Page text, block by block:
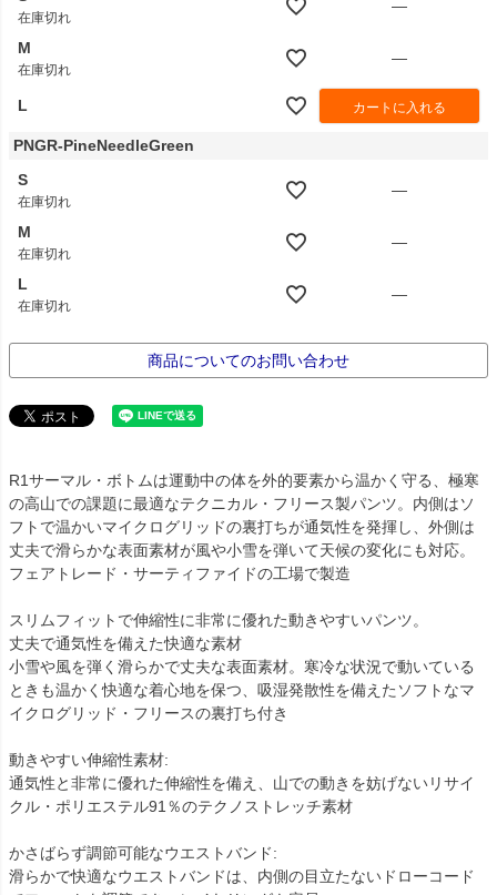
在庫切れ
—
M
在庫切れ
—
L カートに入れる
PNGR-PineNeedleGreen
S
在庫切れ
—
M
在庫切れ
—
L
在庫切れ
—
商品についてのお問い合わせ
R1サーマル・ボトムは運動中の体を外的要素から温かく守る、極寒
の高山での課題に最適なテクニカル・フリース製パンツ。内側はソ
フトで温かいマイクログリッドの裏打ちが通気性を発揮し、外側は
丈夫で滑らかな表面素材が風や小雪を弾いて天候の変化にも対応。
フェアトレード・サーティファイドの工場で製造
スリムフィットで伸縮性に非常に優れた動きやすいパンツ。
丈夫で通気性を備えた快適な素材
小雪や風を弾く滑らかで丈夫な表面素材。寒冷な状況で動いている
ときも温かく快適な着心地を保つ、吸湿発散性を備えたソフトなマ
イクログリッド・フリースの裏打ち付き
動きやすい伸縮性素材:
通気性と非常に優れた伸縮性を備え、山での動きを妨げないリサイ
クル・ポリエステル91％のテクノストレッチ素材
かさばらず調節可能なウエストバンド:
滑らかで快適なウエストバンドは、内側の目立たないドローコード